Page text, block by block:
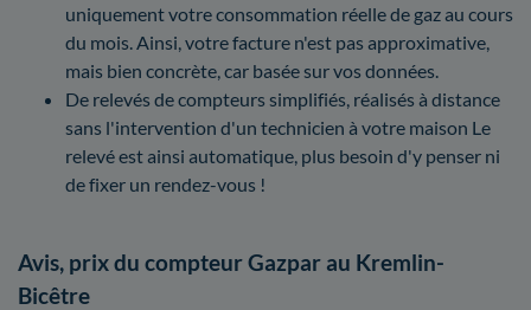
uniquement votre consommation réelle de gaz au cours
du mois. Ainsi, votre facture n'est pas approximative,
mais bien concrète, car basée sur vos données.
De relevés de compteurs simplifiés, réalisés à distance
sans l'intervention d'un technicien à votre maison Le
relevé est ainsi automatique, plus besoin d'y penser ni
de fixer un rendez-vous !
Avis, prix du compteur Gazpar au Kremlin-
Bicêtre